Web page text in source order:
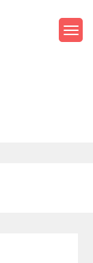
Rawa